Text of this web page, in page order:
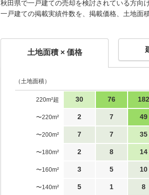
秋田県で一戸建ての売却を検討されている方向
一戸建ての掲載実績件数を、掲載価格、土地面
土地面積 × 価格
（土地面積）
220m²超
〜220m²
〜200m²
〜180m²
〜160m²
〜140m²
30 76 182
2 7 49
7 7 35
2 8 14
3 5 10
5 1 8